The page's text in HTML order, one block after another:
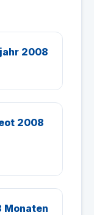
2008
2008
Monaten